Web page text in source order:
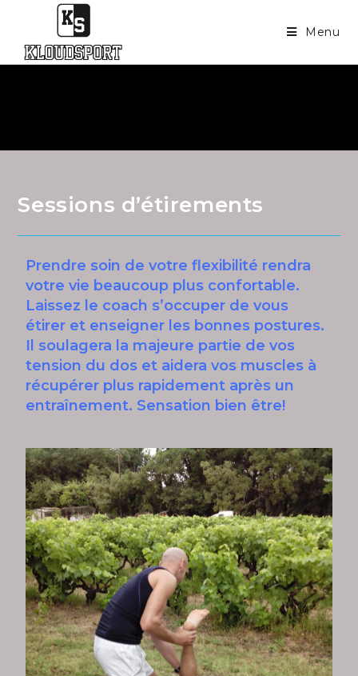
Menu
Sessions d’étirements
Prendre soin de votre flexibilité rendra
votre vie beaucoup plus confortable.
Laissez le coach s’occuper de vous
étirer et enseigner les bonnes postures.
Il soulagera la majeure partie de vos
tension du dos et aidera vos muscles à
récupérer plus rapidement après un
entraînement. Sensation bien être!